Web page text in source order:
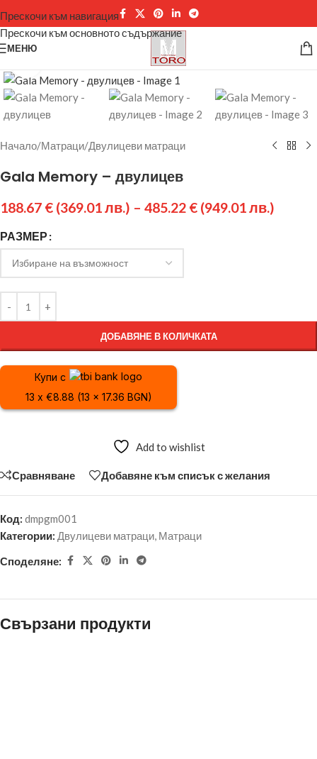
Прескочи към навигация
Прескочи към основното съдържание
МЕНЮ
Щракнете за уголемяване
Начало/Матраци/Двулицеви матраци
Gala Memory – двулицев
188.67 € (369.01 лв.) – 485.22 € (949.01 лв.)
РАЗМЕР
ДОБАВЯНЕ В КОЛИЧКАТА
Купи с
13 x €8.88 (13 x 17.36 BGN)
Add to wishlist
Сравняване Добавяне към списък с желания
Код: dmpgm001
Категории: Двулицеви матраци, Матраци
Споделяне:
Свързани продукти